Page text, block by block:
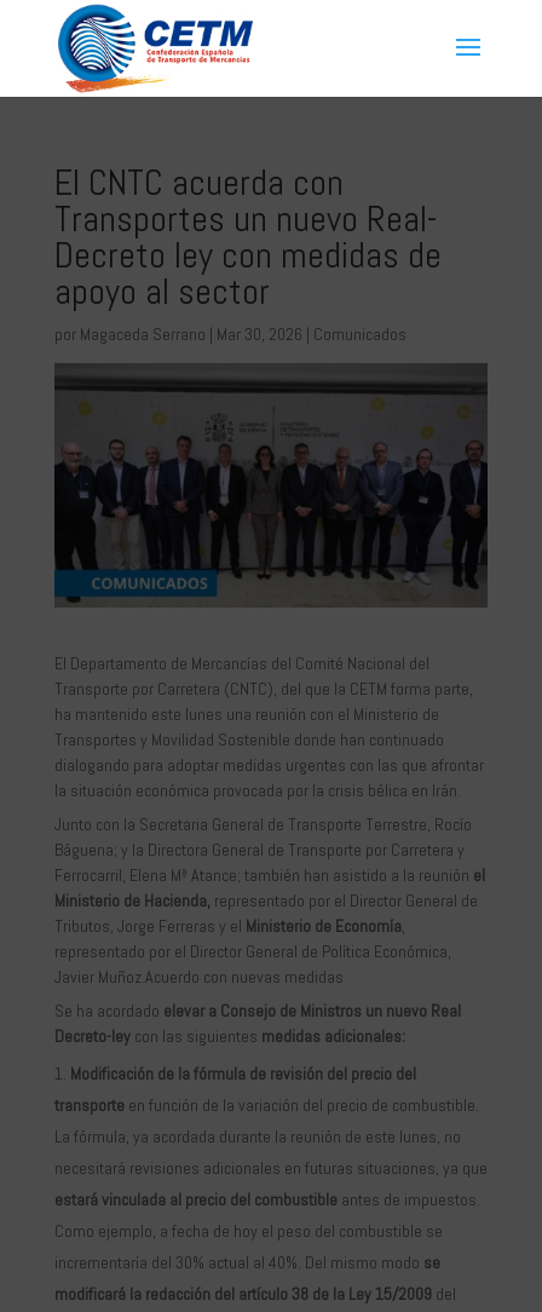
El CNTC acuerda con
Transportes un nuevo Real-
Decreto ley con medidas de
apoyo al sector
por Magaceda Serrano | Mar 30, 2026 | Comunicados
El Departamento de Mercancías del Comité Nacional del
Transporte por Carretera (CNTC), del que la CETM forma parte,
ha mantenido este lunes una reunión con el Ministerio de
Transportes y Movilidad Sostenible donde han continuado
dialogando para adoptar medidas urgentes con las que afrontar
la situación económica provocada por la crisis bélica en Irán.
Junto con la Secretaria General de Transporte Terrestre, Rocío
Báguena; y la Directora General de Transporte por Carretera y
Ferrocarril, Elena Mª Atance; también han asistido a la reunión el
Ministerio de Hacienda, representado por el Director General de
Tributos, Jorge Ferreras y el Ministerio de Economía
representado por el Director General de Política Económica,
Javier Muñoz.Acuerdo con nuevas medidas
Se ha acordado elevar a Consejo de Ministros un nuevo Real
Decreto-leycon las siguientes medidas adicionales:
Modificación de la fórmula de revisión del precio del
transporte en función de la variación del precio de combustible.
La fórmula, ya acordada durante la reunión de este lunes, no
necesitará revisiones adicionales en futuras situaciones, ya que
estará vinculada al precio del combustible antes de impuestos.
Como ejemplo, a fecha de hoy el peso del combustible se
incrementaría del 30% actual al 40%. Del mismo modo se
modificará la redacción del artículo 38 de la Ley 15/2009 del